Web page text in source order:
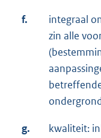
f.
integraal
zin alle
g.
kwaliteit: